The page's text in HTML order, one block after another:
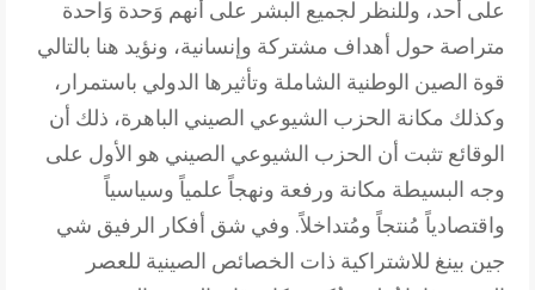
على أحد، وللنظر لجميع البشر على أنهم وَحدة وَاحدة
متراصة حول أهداف مشتركة وإنسانية، ونؤيد هنا بالتالي
قوة الصين الوطنية الشاملة وتأثيرها الدولي باستمرار،
وكذلك مكانة الحزب الشيوعي الصيني الباهرة، ذلك أن
الوقائع تثبت أن الحزب الشيوعي الصيني هو الأول على
وجه البسيطة مكانة ورفعة ونهجاً علمياً وسياسياً
واقتصادياً مُنتجاً ومُتداخلاً. وفي شق أفكار الرفيق شي
جين بينغ للاشتراكية ذات الخصائص الصينية للعصر